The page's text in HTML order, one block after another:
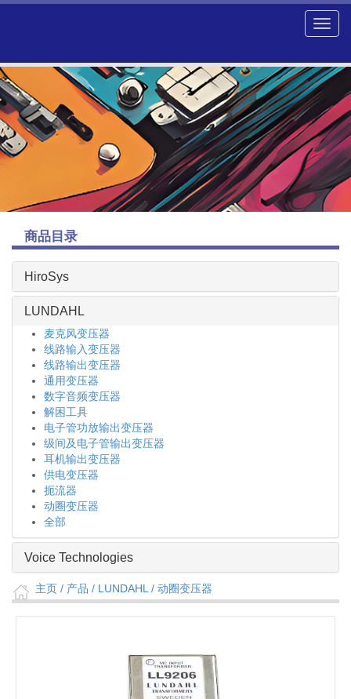
商品目录
HiroSys
LUNDAHL
麦克风变压器
线路输入变压器
线路输出变压器
通用变压器
数字音频变压器
解困工具
电子管功放输出变压器
级间及电子管输出变压器
耳机输出变压器
供电变压器
扼流器
动圈变压器
全部
Voice Technologies
主页 / 产品 / LUNDAHL / 动圈变压器